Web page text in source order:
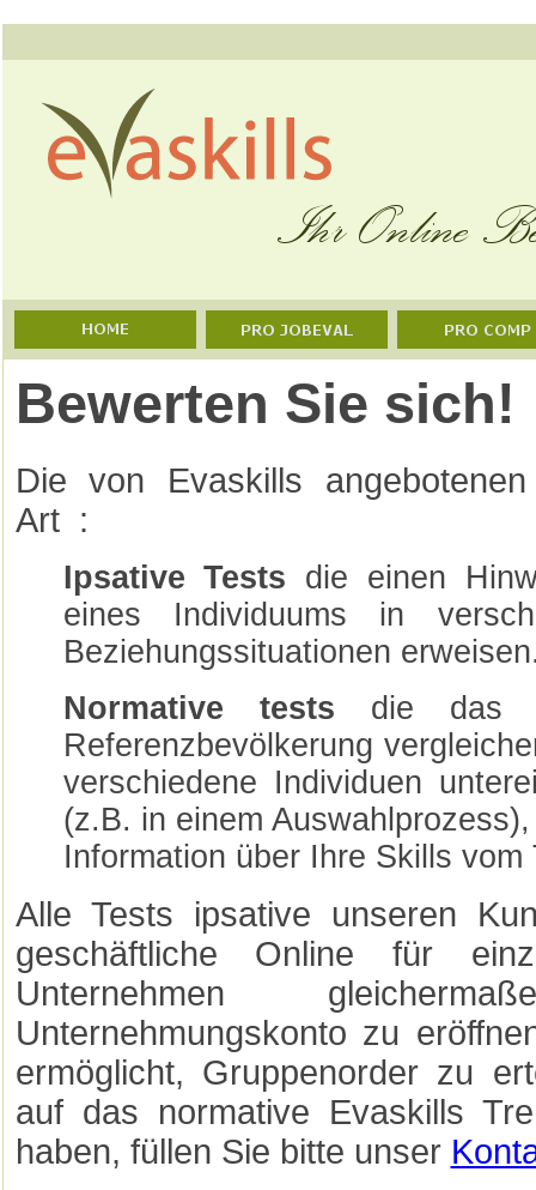
Bewerten Sie sich!
Die von Evaskills
Art :
Ipsative Tests die einen
eines Individuums in
Beziehungssituationen
Normative tests die das
Referenzbevölkerung
verschiedene Individuen
(z.B. in einem
Information über Ihre Skills
Alle Tests ipsative unseren
geschäftliche Online für
Unternehmen
Unternehmungskonto zu
ermöglicht, Gruppenorder zu
auf das normative Evaskills
haben, füllen Sie bitte unser